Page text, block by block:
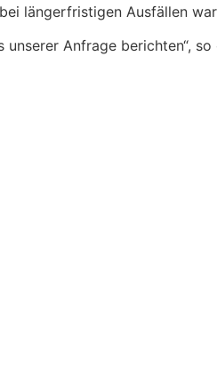
längerfristigen Ausfällen
Anfrage berichten“,